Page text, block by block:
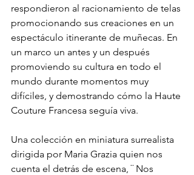
respondieron al racionamiento de telas
promocionando sus creaciones en un
espectáculo itinerante de muñecas. En
un marco un antes y un después
promoviendo su cultura en todo el
mundo durante momentos muy
difíciles, y demostrando cómo la Haute
Couture Francesa seguía viva.
Una colección en miniatura surrealista
dirigida por Maria Grazia quien nos
cuenta el detrás de escena, ¨ Nos